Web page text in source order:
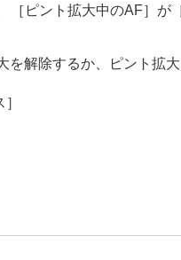
［ピント拡大中のAF］ が
解除するか、ピント拡